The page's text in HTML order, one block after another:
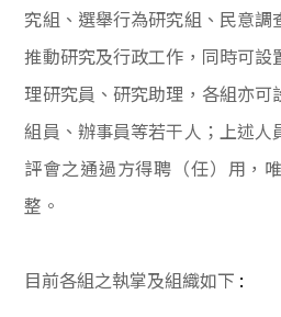
究組、選舉行為研究組、民意
推動研究及行政工作，同時可
理研究員、研究助理，各組亦可
組員、辦事員等若干人；上述人
評會之通過方得聘（任）用，
整。
目前各組之執掌及組織如下 :